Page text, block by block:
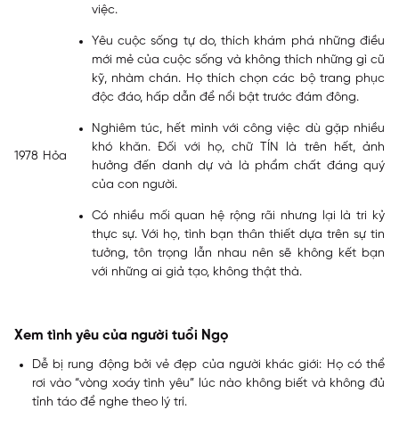
việc.
1978 Hỏa
Yêu cuộc sống tự do, thích khám phá những điều
mới mẻ của cuộc sống và không thích những gì cũ
kỹ, nhàm chán. Họ thích chọn các bộ trang phục
độc đáo, hấp dẫn để nổi bật trước đám đông.
Nghiêm túc, hết mình với công việc dù gặp nhiều
khó khăn. Đối với họ, chữ TÍN là trên hết, ảnh
hưởng đến danh dự và là phẩm chất đáng quý
của con người.
Có nhiều mối quan hệ rộng rãi nhưng lại là tri kỷ
thực sự. Với họ, tình bạn thân thiết dựa trên sự tin
tưởng, tôn trọng lẫn nhau nên sẽ không kết bạn
với những ai giả tạo, không thật thà.
Xem tình yêu của người tuổi Ngọ
Dễ bị rung động bởi vẻ đẹp của người khác giới: Họ có thể
rơi vào “vòng xoáy tình yêu” lúc nào không biết và không đủ
tỉnh táo để nghe theo lý trí.